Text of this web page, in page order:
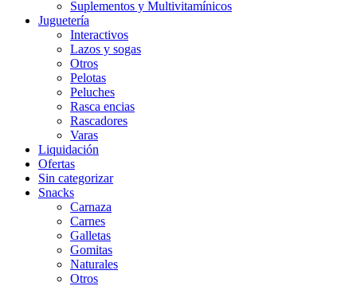
Suplementos y Multivitamínicos
Juguetería
Interactivos
Lazos y sogas
Otros
Pelotas
Peluches
Rasca encias
Rascadores
Varas
Liquidación
Ofertas
Sin categorizar
Snacks
Carnaza
Carnes
Galletas
Gomitas
Naturales
Otros